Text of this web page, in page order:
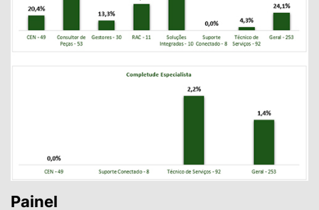
Painel
que representa a evolução de cargos para Nível 1, Nível 2 e